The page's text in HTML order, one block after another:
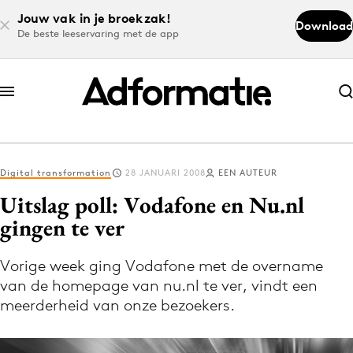
Jouw vak in je broekzak!
De beste leeservaring met de app
Download
Abonneer nu
Abonneer nu
Log in
Volg het laatste nieuws via de Adformatie
Nieuws app
Digital transformation 28 JANUARI 2008 EEN AUTEUR
Uitslag poll: Vodafone en Nu.nl
gingen te ver
Vorige week ging Vodafone met de overname
van de homepage van nu.nl te ver, vindt een
meerderheid van onze bezoekers.